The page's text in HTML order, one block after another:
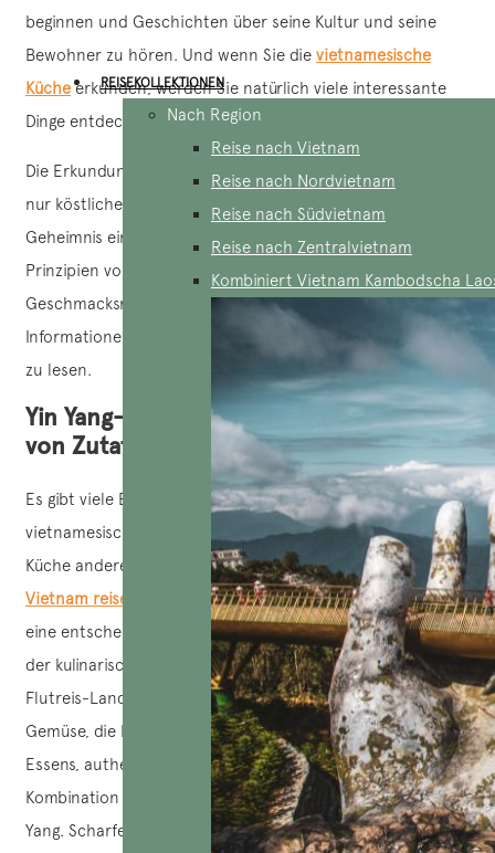
REISEKOLLEKTIONEN
Nach Region
Reise nach Vietnam
Reise nach Nordvietnam
Reise nach Südvietnam
Reise nach Zentralvietnam
Kombiniert Vietnam Kambodscha
beginnen und Geschichten über seine Kultur und seine
Bewohner zu hören. Und wenn Sie die vietnamesische
Kücheerkunden, werden Sie natürlich viele interessante
Dinge entdecken.
Die Erkundung verschiedener Gerichte bringt Ihnen nicht
nur köstliche Speisen näher, sondern enthüllt auch das
Geheimnis eines perfekten Gleichgewichts, das auf den
Prinzipien von Yin Yang basiert und einzigartige
Geschmacksrichtungen hervorbringt. Für weitere
Informationen empfehlen wir Ihnen, den folgenden Artikel
zu lesen.
Yin Yang-Prinzip bei der Kombination
von Zutaten
Es gibt viele Elemente, die dazu beitragen, dass die
vietnamesische Küche so vielfältig ist und sich von der
Küche anderer Länder unterscheidet. Wenn Sie durch
Vietnam reisen
, werden Sie sechs Elemente entdecken, die
eine entscheidende Rolle dabei spielen, dass Vietnam auf
der kulinarischen Weltkarte wiedererkannt wird: die
Flutreis-Landwirtschaft, die Welt der frischen Kräuter und
Gemüse, die Fischsauce, die Kultur des gemeinsamen
Essens, authentische Straßengerichte und vor allem die
Kombination der Zutaten nach den Prinzipien von Yin und
Yang. Scharfe Gewürze wie Chili, Ingwer und Zitronengras